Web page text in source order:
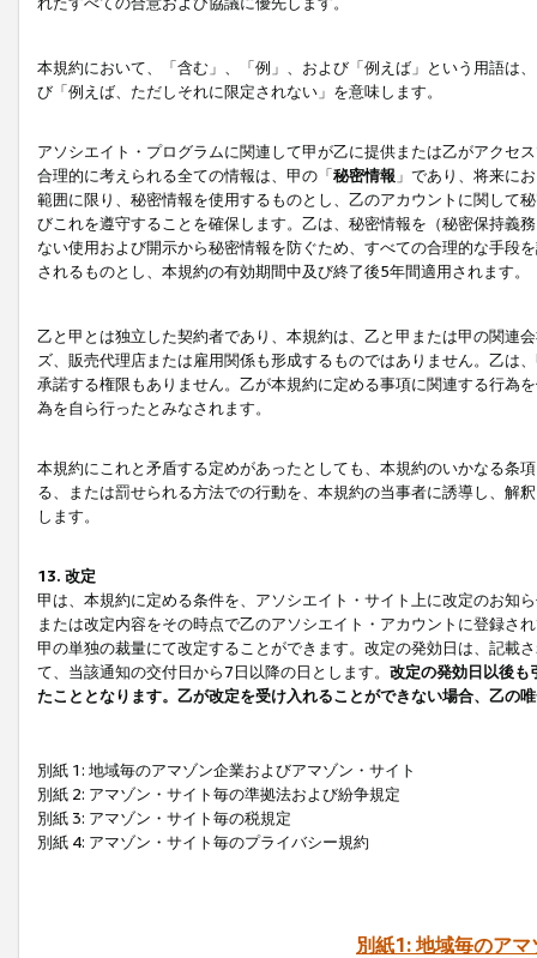
本規約において、「含む」、「例」、および「例えば」という用語は
び「例えば、ただしそれに限定されない」を意味します。
アソシエイト・プログラムに関連して甲が乙に提供または乙がアクセ
合理的に考えられる全ての情報は、甲の「秘密情報 」であり、将来に
範囲に限り、秘密情報を使用するものとし、乙のアカウントに関して
びこれを遵守することを確保します。乙は、秘密情報を（秘密保持義
ない使用および開示から秘密情報を防ぐため、すべての合理的な手段
されるものとし、本規約の有効期間中及び終了後5年間適用されます。
乙と甲とは独立した契約者であり、本規約は、乙と甲または甲の関連
ズ、販売代理店または雇用関係も形成するものではありません。乙は
承諾する権限もありません。乙が本規約に定める事項に関連する行為
為を自ら行ったとみなされます。
本規約にこれと矛盾する定めがあったとしても、本規約のいかなる条
る、または罰せられる方法での行動を、本規約の当事者に誘導し、解
します。
13. 改定
甲は、本規約に定める条件を、アソシエイト・サイト上に改定のお知
または改定内容をその時点で乙のアソシエイト・アカウントに登録さ
甲の単独の裁量にて改定することができます。改定の発効日は、記載
て、当該通知の交付日から7日以降の日とします。 改定の発効日以後も
たこととなります。乙が改定を受け入れることができない場合、乙の
別紙 1: 地域毎のアマゾン企業およびアマゾン・サイト
別紙 2: アマゾン・サイト毎の準拠法および紛争規定
別紙 3: アマゾン・サイト毎の税規定
別紙 4: アマゾン・サイト毎のプライバシー規約
別紙1: 地域毎のア